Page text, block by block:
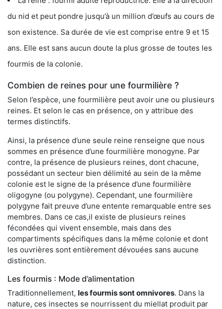
du nid et peut pondre jusqu’à un million d’œufs au cours de
son existence. Sa durée de vie est comprise entre 9 et 15
ans. Elle est sans aucun doute la plus grosse de toutes les
fourmis de la colonie.
Combien de reines pour une fourmilière ?
Selon l’espèce, une fourmilière peut avoir une ou plusieurs
reines. Et selon le cas en présence, on y attribue des
termes distinctifs.
Ainsi, la présence d’une seule reine renseigne que nous
sommes en présence d’une fourmilière monogyne. Par
contre, la présence de plusieurs reines, dont chacune,
possédant un secteur bien délimité au sein de la même
colonie est le signe de la présence d’une fourmilière
oligogyne (ou polygyne). Cependant, une fourmilière
polygyne fait preuve d’une entente remarquable entre ses
membres. Dans ce cas,il existe de plusieurs reines
fécondées qui vivent ensemble, mais dans des
compartiments spécifiques dans la même colonie et dont
les ouvrières sont entièrement dévouées sans aucune
distinction.
Les fourmis : Mode d’alimentation
Traditionnellement, les fourmis sont omnivores. Dans la
nature, ces insectes se nourrissent du miellat produit par